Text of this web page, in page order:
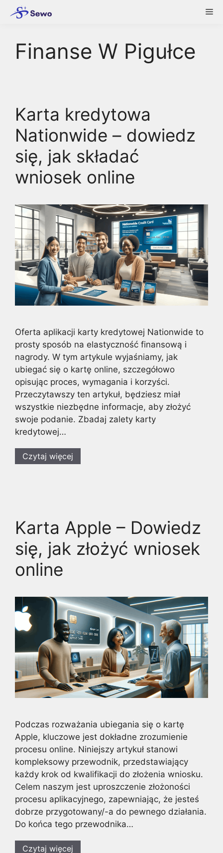
Finanse W Pigułce
Karta kredytowa
Nationwide – dowiedz
się, jak składać
wniosek online
Oferta aplikacji karty kredytowej Nationwide to
prosty sposób na elastyczność finansową i
nagrody. W tym artykule wyjaśniamy, jak
ubiegać się o kartę online, szczegółowo
opisując proces, wymagania i korzyści.
Przeczytawszy ten artykuł, będziesz miał
wszystkie niezbędne informacje, aby złożyć
swoje podanie. Zbadaj zalety karty
kredytowej…
Czytaj więcej
Karta Apple – Dowiedz
się, jak złożyć wniosek
online
Podczas rozważania ubiegania się o kartę
Apple, kluczowe jest dokładne zrozumienie
procesu online. Niniejszy artykuł stanowi
kompleksowy przewodnik, przedstawiający
każdy krok od kwalifikacji do złożenia wniosku.
Celem naszym jest uproszczenie złożoności
procesu aplikacyjnego, zapewniając, że jesteś
dobrze przygotowany/-a do pewnego działania.
Do końca tego przewodnika…
Czytaj więcej